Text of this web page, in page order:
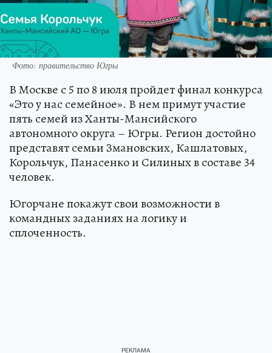
Фото: правительство Югры
В Москве с 5 по 8 июля пройдет финал конкурса
«Это у нас семейное». В нем примут участие
пять семей из Ханты-Мансийского
автономного округа – Югры. Регион достойно
представят семьи Змановских, Кашлатовых,
Корольчук, Панасенко и Силиных в составе 34
человек.
Югорчане покажут свои возможности в
командных заданиях на логику и
сплоченность.